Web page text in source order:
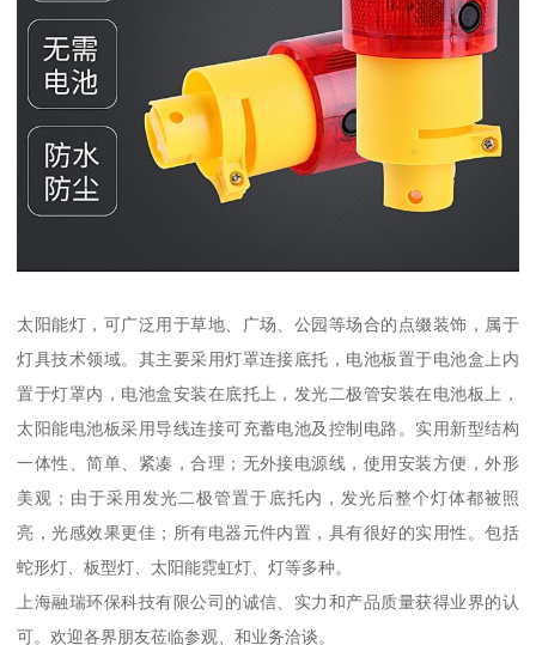
太阳能灯，可广泛用于草地、广场、公园等场合的点缀装饰，属于
灯具技术领域。其主要采用灯罩连接底托，电池板置于电池盒上内
置于灯罩内，电池盒安装在底托上，发光二极管安装在电池板上，
太阳能电池板采用导线连接可充蓄电池及控制电路。实用新型结构
一体性、简单、紧凑，合理；无外接电源线，使用安装方便，外形
美观；由于采用发光二极管置于底托内，发光后整个灯体都被照
亮，光感效果更佳；所有电器元件内置，具有很好的实用性。包括
蛇形灯、板型灯、太阳能霓虹灯、灯等多种。
上海融瑞环保科技有限公司的诚信、实力和产品质量获得业界的认
可。欢迎各界朋友莅临参观、和业务洽谈。